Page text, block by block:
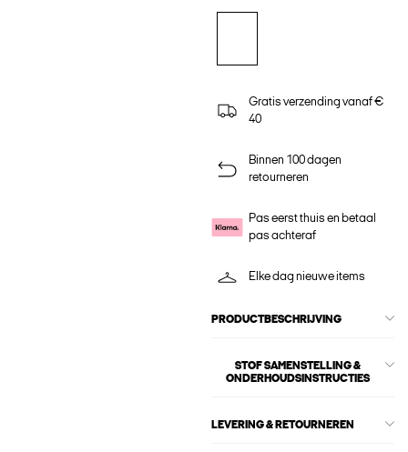
Gratis verzending vanaf €
40
Binnen 100 dagen
retourneren
Pas eerst thuis en betaal
pas achteraf
Elke dag nieuwe items
PRODUCTBESCHRIJVING
STOF SAMENSTELLING &
ONDERHOUDSINSTRUCTIES
LEVERING & RETOURNEREN